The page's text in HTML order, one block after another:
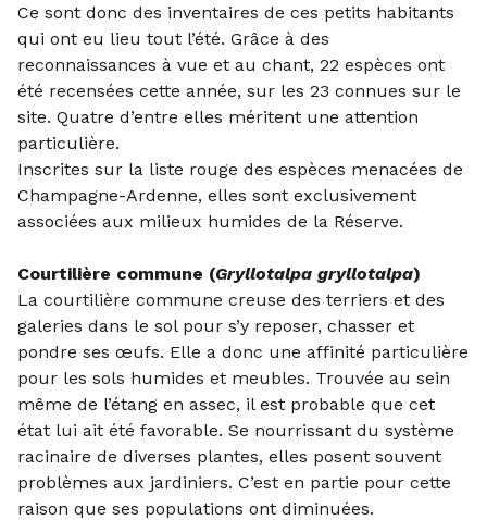
Ce sont donc des inventaires de ces petits habitants
qui ont eu lieu tout l’été. Grâce à des
reconnaissances à vue et au chant, 22 espèces ont
été recensées cette année, sur les 23 connues sur le
site. Quatre d’entre elles méritent une attention
particulière.
Inscrites sur la liste rouge des espèces menacées de
Champagne-Ardenne, elles sont exclusivement
associées aux milieux humides de la Réserve.
Courtilière commune (Gryllotalpa gryllotalpa)
La courtilière commune creuse des terriers et des
galeries dans le sol pour s’y reposer, chasser et
pondre ses œufs. Elle a donc une affinité particulière
pour les sols humides et meubles. Trouvée au sein
même de l’étang en assec, il est probable que cet
état lui ait été favorable. Se nourrissant du système
racinaire de diverses plantes, elles posent souvent
problèmes aux jardiniers. C’est en partie pour cette
raison que ses populations ont diminuées.